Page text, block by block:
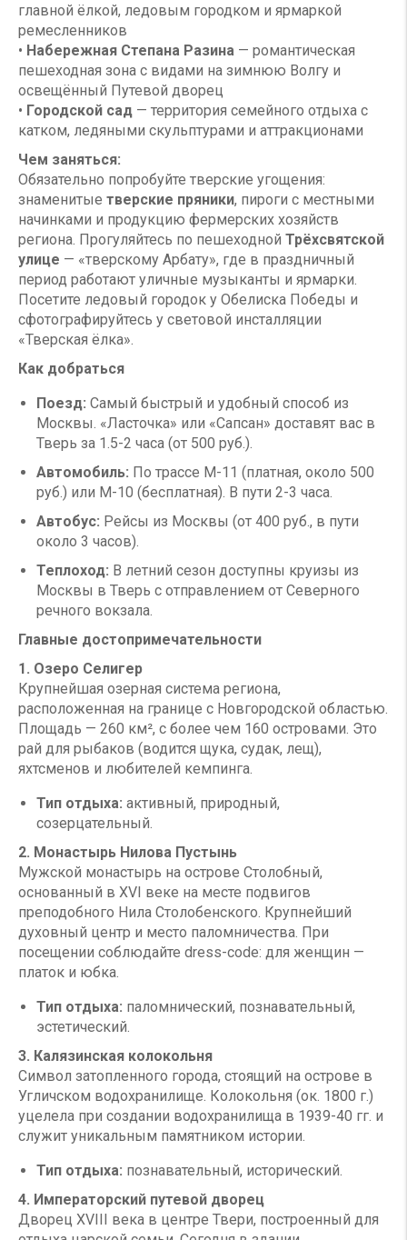
главной ёлкой, ледовым городком и ярмаркой
ремесленников
• Набережная Степана Разина — романтическая
пешеходная зона с видами на зимнюю Волгу и
освещённый Путевой дворец
• Городской сад — территория семейного отдыха с
катком, ледяными скульптурами и аттракционами
Чем заняться:
Обязательно попробуйте тверские угощения:
знаменитые тверские пряники, пироги с местными
начинками и продукцию фермерских хозяйств
региона. Прогуляйтесь по пешеходной Трёхсвятской
улице — «тверскому Арбату», где в праздничный
период работают уличные музыканты и ярмарки.
Посетите ледовый городок у Обелиска Победы и
сфотографируйтесь у световой инсталляции
«Тверская ёлка».
Как добраться
Поезд: Самый быстрый и удобный способ из
Москвы. «Ласточка» или «Сапсан» доставят вас в
Тверь за 1.5-2 часа (от 500 руб.).
Автомобиль: По трассе М-11 (платная, около 500
руб.) или М-10 (бесплатная). В пути 2-3 часа.
Автобус: Рейсы из Москвы (от 400 руб., в пути
около 3 часов).
Теплоход: В летний сезон доступны круизы из
Москвы в Тверь с отправлением от Северного
речного вокзала.
Главные достопримечательности
1. Озеро Селигер
Крупнейшая озерная система региона,
расположенная на границе с Новгородской областью.
Площадь — 260 км², с более чем 160 островами. Это
рай для рыбаков (водится щука, судак, лещ),
яхтсменов и любителей кемпинга.
Тип отдыха: активный, природный,
созерцательный.
2. Монастырь Нилова Пустынь
Мужской монастырь на острове Столобный,
основанный в XVI веке на месте подвигов
преподобного Нила Столобенского. Крупнейший
духовный центр и место паломничества. При
посещении соблюдайте dress-code: для женщин —
платок и юбка.
Тип отдыха: паломнический, познавательный,
эстетический.
3. Калязинская колокольня
Символ затопленного города, стоящий на острове в
Угличском водохранилище. Колокольня (ок. 1800 г.)
уцелела при создании водохранилища в 1939-40 гг. и
служит уникальным памятником истории.
Тип отдыха: познавательный, исторический.
4. Императорский путевой дворец
Дворец XVIII века в центре Твери, построенный для